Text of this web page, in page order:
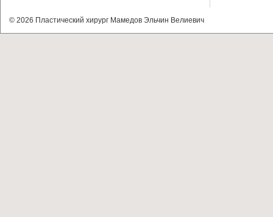
© 2026 Пластический хирург Мамедов Эльчин Велиевич